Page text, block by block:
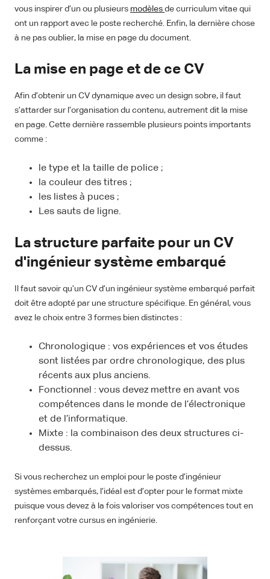
vous inspirer d’un ou plusieurs modèles de curriculum vitae qui
ont un rapport avec le poste recherché. Enfin, la dernière chose
à ne pas oublier, la mise en page du document.
La mise en page et de ce CV
Afin d’obtenir un CV dynamique avec un design sobre, il faut
s’attarder sur l’organisation du contenu, autrement dit la mise
en page. Cette dernière rassemble plusieurs points importants
comme :
le type et la taille de police ;
la couleur des titres ;
les listes à puces ;
Les sauts de ligne.
La structure parfaite pour un CV
d'ingénieur système embarqué
Il faut savoir qu’un CV d’un ingénieur système embarqué parfait
doit être adopté par une structure spécifique. En général, vous
avez le choix entre 3 formes bien distinctes :
Chronologique : vos expériences et vos études
sont listées par ordre chronologique, des plus
récents aux plus anciens.
Fonctionnel : vous devez mettre en avant vos
compétences dans le monde de l’électronique
et de l’informatique.
Mixte : la combinaison des deux structures ci-
dessus.
Si vous recherchez un emploi pour le poste d’ingénieur
systèmes embarqués, l’idéal est d’opter pour le format mixte
puisque vous devez à la fois valoriser vos compétences tout en
renforçant votre cursus en ingénierie.